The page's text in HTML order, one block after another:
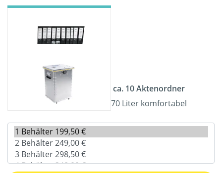
ca. 10 Aktenordner
70 Liter komfortabel